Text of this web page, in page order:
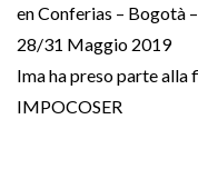
en Conferias – Bogotà
28/31 Maggio 2019
Ima ha preso parte alla
IMPOCOSER